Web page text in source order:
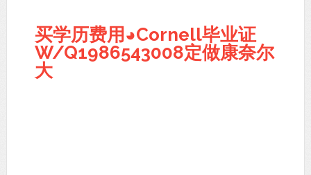
买学历费用◕Cornell毕业证
W/Q1986543008定做康奈尔
大